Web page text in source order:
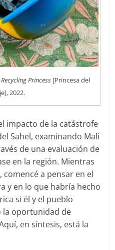
Recycling Princess [Princesa del
2022.
impacto de la catástrofe
Sahel, examinando Mali
de una evaluación de
en la región. Mientras
a pensar en el
y en lo que habría hecho
si él y el pueblo
la oportunidad de
en síntesis, está la